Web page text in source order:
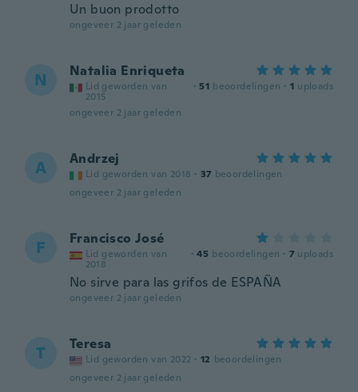
Un buon prodotto
ongeveer 2 jaar geleden
N Natalia Enriqueta
Lid geworden van
2015
· 51 beoordelingen · 1 uploads
ongeveer 2 jaar geleden
A Andrzej
Lid geworden van 2018 · 37 beoordelingen
ongeveer 2 jaar geleden
F Francisco José
Lid geworden van
2018
· 45 beoordelingen · 7 uploads
No sirve para las grifos de ESPAÑA
ongeveer 2 jaar geleden
T Teresa
Lid geworden van 2022 · 12 beoordelingen
ongeveer 2 jaar geleden